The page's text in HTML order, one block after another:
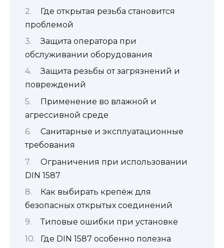
Где открытая резьба становится
проблемой
Защита оператора при
обслуживании оборудования
Защита резьбы от загрязнений и
повреждений
Применение во влажной и
агрессивной среде
Санитарные и эксплуатационные
требования
Ограничения при использовании
DIN 1587
Как выбирать крепёж для
безопасных открытых соединений
Типовые ошибки при установке
Где DIN 1587 особенно полезна